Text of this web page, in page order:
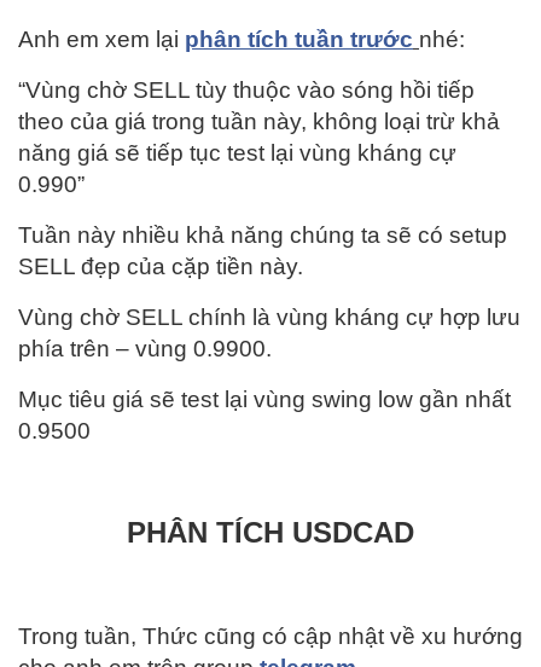
Anh em xem lại phân tích tuần trước nhé:
“Vùng chờ SELL tùy thuộc vào sóng hồi tiếp
theo của giá trong tuần này, không loại trừ khả
năng giá sẽ tiếp tục test lại vùng kháng cự
0.990”
Tuần này nhiều khả năng chúng ta sẽ có setup
SELL đẹp của cặp tiền này.
Vùng chờ SELL chính là vùng kháng cự hợp lưu
phía trên – vùng 0.9900.
Mục tiêu giá sẽ test lại vùng swing low gần nhất
0.9500
PHÂN TÍCH USDCAD
Trong tuần, Thức cũng có cập nhật về xu hướng